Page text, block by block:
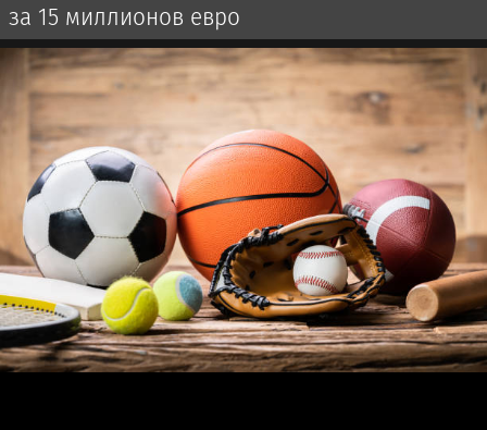
за 15 миллионов евро